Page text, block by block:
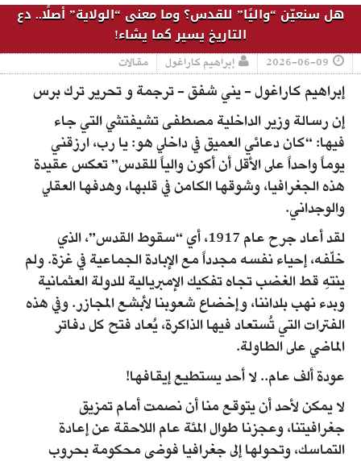
هل سنعيّن “واليًا” للقدس؟ وما معنى “الولاية” أصلًا.. دع
التاريخ يسير كما يشاء!
2026-06-09 إبراهيم كاراغول مقالات
إبراهيم كاراغول - يني شفق - ترجمة و تحرير ترك برس
إن رسالة وزير الداخلية مصطفى تشيفتشي التي جاء
فيها: “كان دعائي العميق في داخلي هو: يا رب، ارزقني
يوماً واحداً على الأقل أن أكون والياً للقدس” تعكس عقيدة
هذه الجغرافيا، وشوقها الكامن في قلبها، وهدفها العقلي
والوجداني.
لقد أعاد جرح عام 1917، أي “سقوط القدس”، الذي
خلّفه، إحياء نفسه مجدداً مع الإبادة الجماعية في غزة. ولم
ينتهِ قط الغضب تجاه تفكيك الإمبريالية للدولة العثمانية
وبدء نهب بلداننا، وإخضاع شعوبنا لأبشع المجازر. وفي هذه
الفترات التي تُستعاد فيها الذاكرة، يُعاد فتح كل دفاتر
الماضي على الطاولة.
عودة ألف عام.. لا أحد يستطيع إيقافها!
لا يمكن لأحد أن يتوقع منا أن نصمت أمام تمزيق
جغرافيتنا، وعجزنا طوال المئة عام اللاحقة عن إعادة
التماسك، وتحولها إلى جغرافيا فوضى محكومة بحروب